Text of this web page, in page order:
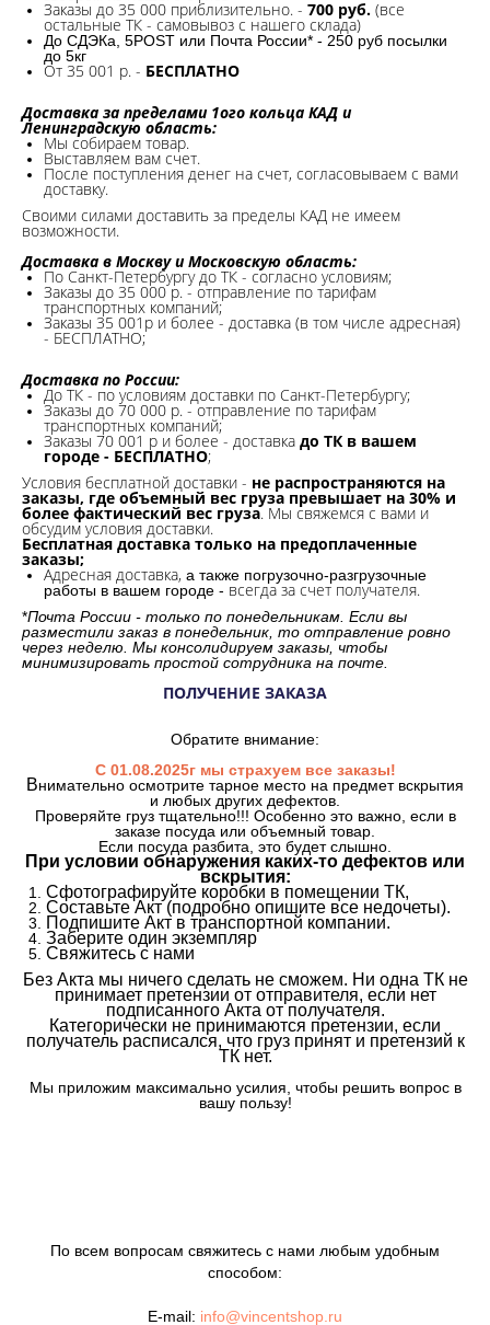
Заказы до 35 000 приблизительно. - 700 руб. (все
остальные ТК - самовывоз с нашего склада)
До СДЭКа, 5POST или Почта России* - 250 руб посылки
до 5кг
От 35 001 р. - БЕСПЛАТНО
Доставка за пределами 1ого кольца КАД и
Ленинградскую область:
Мы собираем товар.
Выставляем вам счет.
После поступления денег на счет, согласовываем с вами
доставку.
Своими силами доставить за пределы КАД не имеем
возможности.​
Доставка в Москву и Московскую область:
По Санкт-Петербургу до ТК - согласно условиям;
Заказы до 35 000 р. - отправление по тарифам
транспортных компаний;
Заказы 35 001р и более - доставка (в том числе адресная)
- БЕСПЛАТНО;
Доставка по России:
До ТК - по условиям доставки по Санкт-Петербургу;
Заказы до 70 000 р. - отправление по тарифам
транспортных компаний;
Заказы 70 001 р и более - доставка до ТК в вашем
городе - БЕСПЛАТНО;
Условия бесплатной доставки - не распространяются на
заказы, где объемный вес груза превышает на 30% и
более фактический вес груза. Мы свяжемся с вами и
обсудим условия доставки.
Бесплатная доставка только на предоплаченные
заказы;
Адресная доставка, а также погрузочно-разгрузочные
работы в вашем городе - всегда за счет получателя.
*Почта России - только по понедельникам. Если вы
разместили заказ в понедельник, то отправление ровно
через неделю. Мы консолидируем заказы, чтобы
минимизировать простой сотрудника на почте.
ПОЛУЧЕНИЕ ЗАКАЗА
Обратите внимание:
С 01.08.2025г мы страхуем все заказы!
Внимательно осмотрите тарное место на предмет вскрытия
и любых других дефектов.
Проверяйте груз тщательно!!! Особенно это важно, если в
заказе посуда или объемный товар.
Если посуда разбита, это будет слышно.
При условии обнаружения каких-то дефектов или
вскрытия:
Сфотографируйте коробки в помещении ТК,
Составьте Акт (подробно опишите все недочеты).
Подпишите Акт в транспортной компании.
Заберите один экземпляр
Свяжитесь с нами
Без Акта мы ничего сделать не сможем. Ни одна ТК не
принимает претензии от отправителя, если нет
подписанного Акта от получателя.
Категорически не принимаются претензии, если
получатель расписался, что груз принят и претензий к
ТК нет.
Мы приложим максимально усилия, чтобы решить вопрос в
вашу пользу!
По всем вопросам свяжитесь с нами любым удобным
способом:
E-mail: info@vincentshop.ru